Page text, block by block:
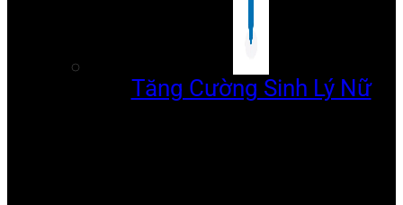
Tăng Cường Sinh Lý Nữ